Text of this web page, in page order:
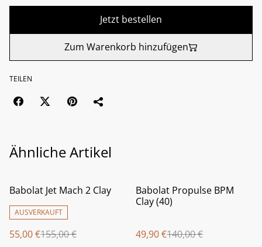
Jetzt bestellen
Zum Warenkorb hinzufügen
TEILEN
Ähnliche Artikel
%
Babolat Jet Mach 2 Clay
AUSVERKAUFT
55,00 €155,00 €
%
Babolat Propulse BPM
Clay (40)
49,90 €140,00 €